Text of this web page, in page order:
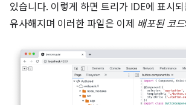
있습니다. 이렇게 하면 트리가 IDE에 표시
유사해지며 이러한 파일은 이제 배포된 코드